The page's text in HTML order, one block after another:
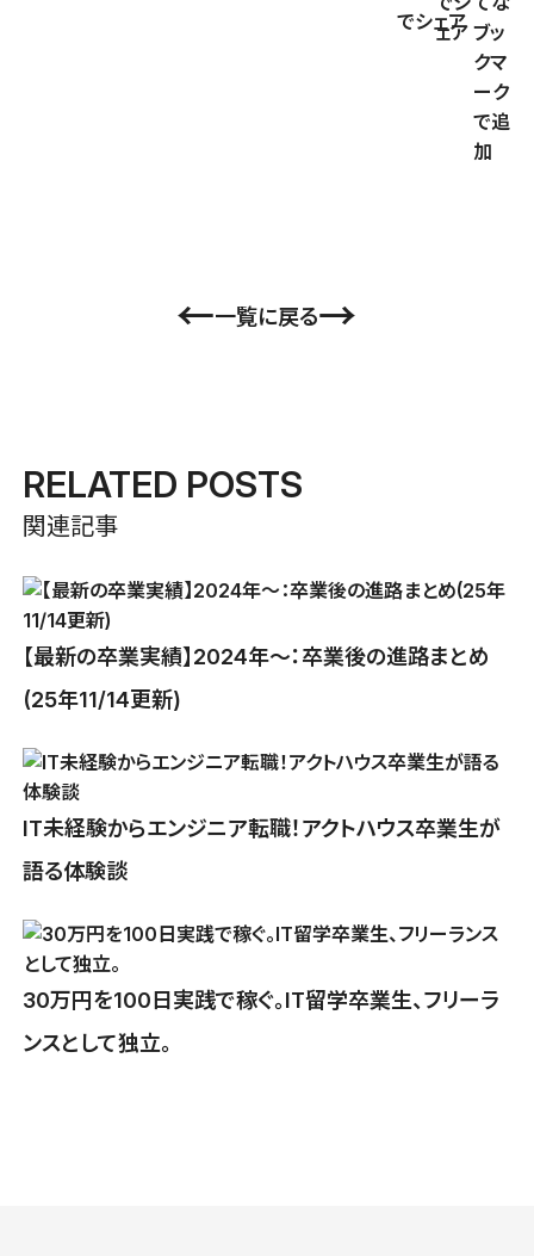
←一覧に戻る→
RELATED POSTS
関連記事
【最新の卒業実績】2024年〜：卒業後の進路まとめ
(25年11/14更新)
IT未経験からエンジニア転職！アクトハウス卒業生が
語る体験談
30万円を100日実践で稼ぐ。IT留学卒業生、フリーラ
ンスとして独立。